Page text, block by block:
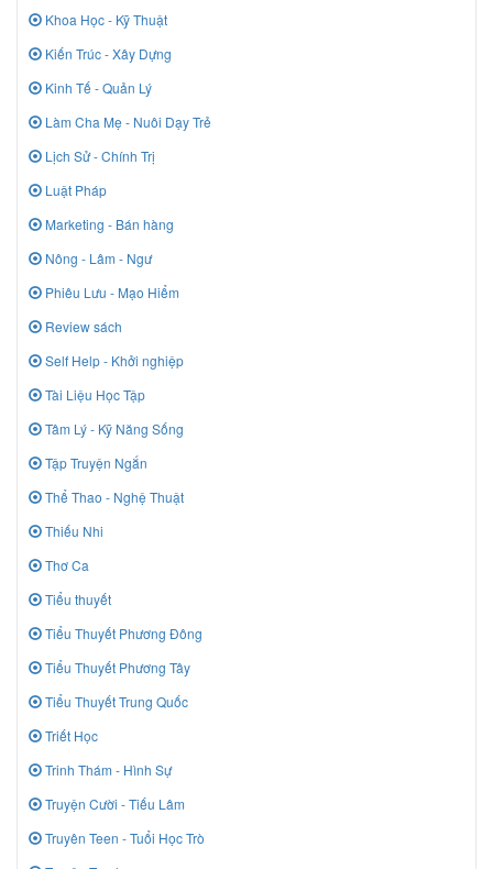
Khoa Học - Kỹ Thuật
Kiến Trúc - Xây Dựng
Kinh Tế - Quản Lý
Làm Cha Mẹ - Nuôi Dạy Trẻ
Lịch Sử - Chính Trị
Luật Pháp
Marketing - Bán hàng
Nông - Lâm - Ngư
Phiêu Lưu - Mạo Hiểm
Review sách
Self Help - Khởi nghiệp
Tài Liệu Học Tập
Tâm Lý - Kỹ Năng Sống
Tập Truyện Ngắn
Thể Thao - Nghệ Thuật
Thiếu Nhi
Thơ Ca
Tiểu thuyết
Tiểu Thuyết Phương Đông
Tiểu Thuyết Phương Tây
Tiểu Thuyết Trung Quốc
Triết Học
Trinh Thám - Hình Sự
Truyện Cười - Tiếu Lâm
Truyên Teen - Tuổi Học Trò